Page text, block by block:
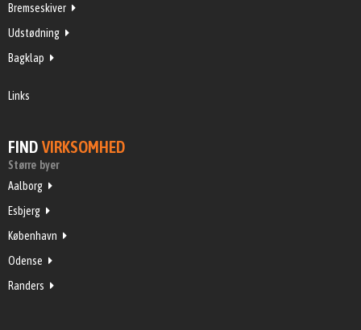
Bremseskiver
Udstødning
Bagklap
Links
FIND VIRKSOMHED
Større byer
Aalborg
Esbjerg
København
Odense
Randers